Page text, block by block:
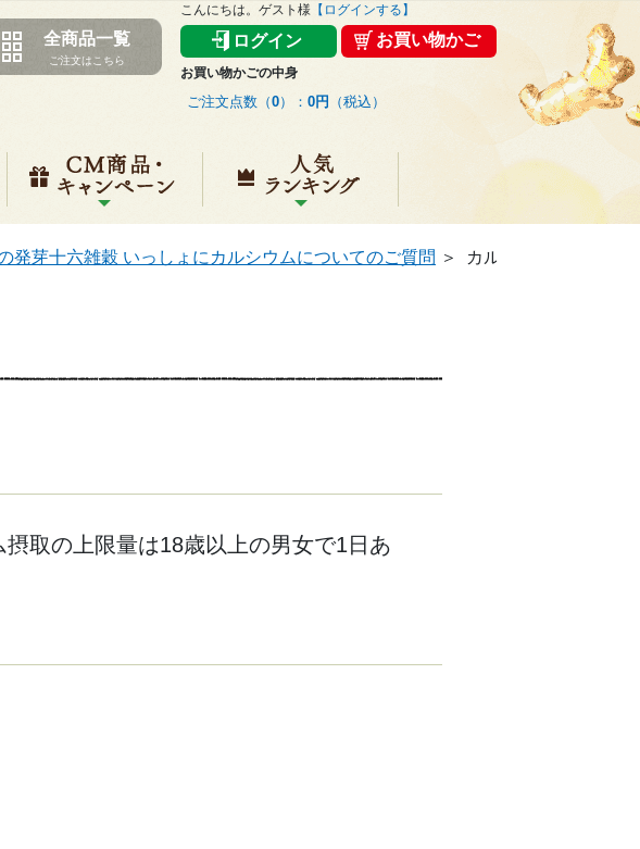
全商品一覧
ご注文はこちら
こんにちは。ゲスト様 【ログインする】
ログイン お買い物かご
お買い物かごの中身
ご注文点数（0）： 0円 （税込）
化粧品 キャンペーン 人気ランキング
発芽十六雑穀 いっしょにカルシウムについてのご質問 ＞ カルシウムを摂りす
取の上限量は18歳以上の男女で1日あ